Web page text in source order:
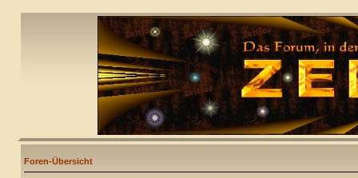
Foren-Übersicht